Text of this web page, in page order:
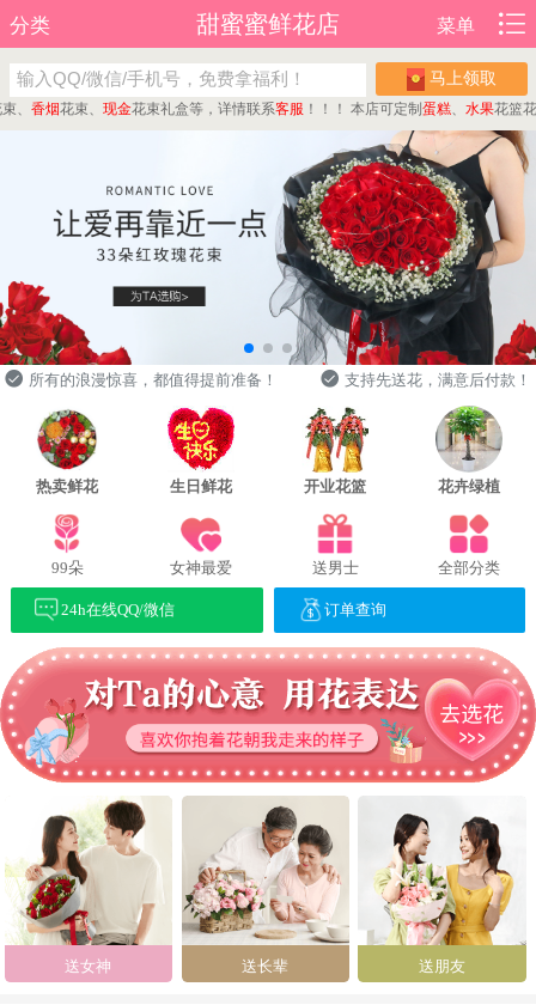
分类 甜蜜蜜鲜花店 菜单
马上领取
香烟花束、现金花束礼盒等，详情联系客服！！！ 本店可定制蛋糕、水果花篮花束
所有的浪漫惊喜，都值得提前准备！ 支持先送花，满意后付款！
热卖鲜花 生日鲜花 开业花篮 花卉绿植
99朵 女神最爱 送男士 全部分类
24h在线QQ/微信 订单查询
送女神 送长辈 送朋友